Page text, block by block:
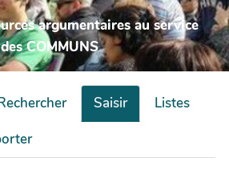
argumentaires au service
des COMMUNS
Saisir
Listes